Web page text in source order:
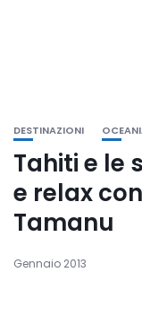
DESTINAZIONI
Tahiti e le
e relax
Tamanu
Gennaio 2013